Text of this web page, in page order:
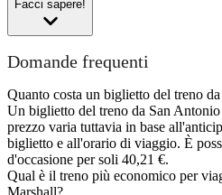
Facci sapere!
Domande frequenti
Quanto costa un biglietto del treno
Un biglietto del treno da San
prezzo varia tuttavia in base
biglietto e all'orario di viaggio. È
d'occasione per soli 40,21 €.
Qual è il treno più economico per